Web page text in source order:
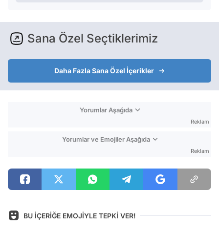
Sana Özel Seçtiklerimiz
Daha Fazla Sana Özel İçerikler
Yorumlar Aşağıda
Reklam
Yorumlar ve Emojiler Aşağıda
Reklam
BU İÇERİĞE EMOJİYLE TEPKİ VER!